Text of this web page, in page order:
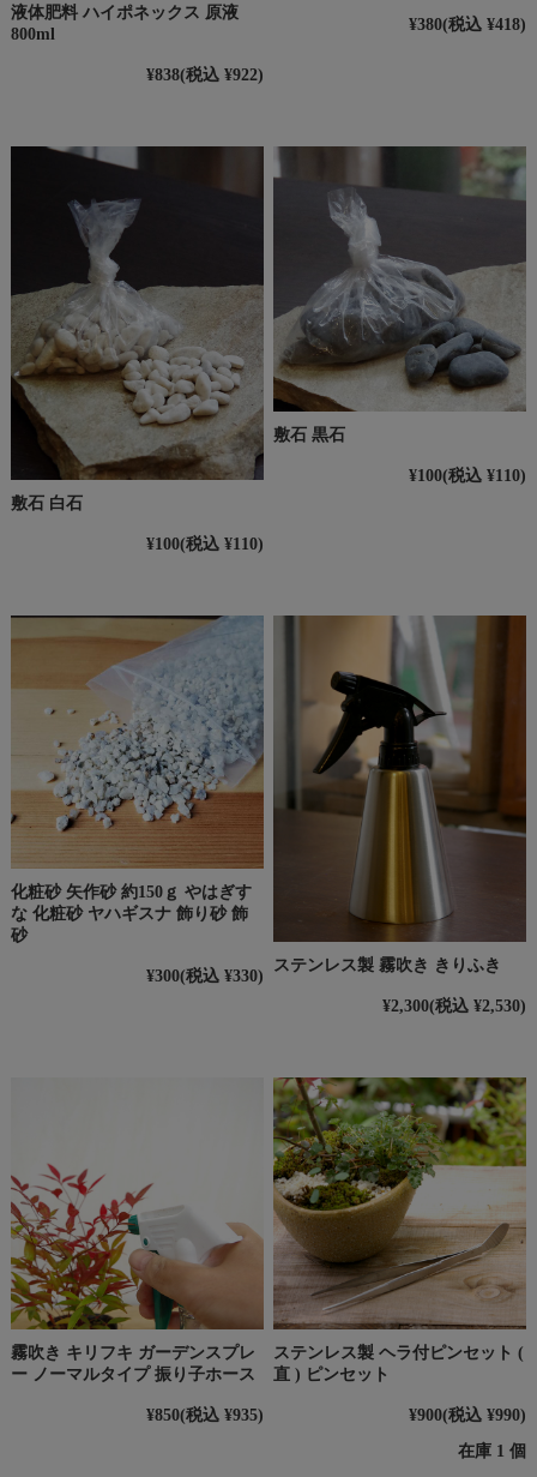
液体肥料 ハイポネックス 原液
800ml
¥838(税込 ¥922)
¥380(税込 ¥418)
敷石 白石
¥100(税込 ¥110)
敷石 黒石
¥100(税込 ¥110)
化粧砂 矢作砂 約150ｇ やはぎす
な 化粧砂 ヤハギスナ 飾り砂 飾
砂
¥300(税込 ¥330)
ステンレス製 霧吹き きりふき
¥2,300(税込 ¥2,530)
霧吹き キリフキ ガーデンスプレ
ー ノーマルタイプ 振り子ホース
¥850(税込 ¥935)
ステンレス製 ヘラ付ピンセット (
直 ) ピンセット
¥900(税込 ¥990)
在庫 1 個